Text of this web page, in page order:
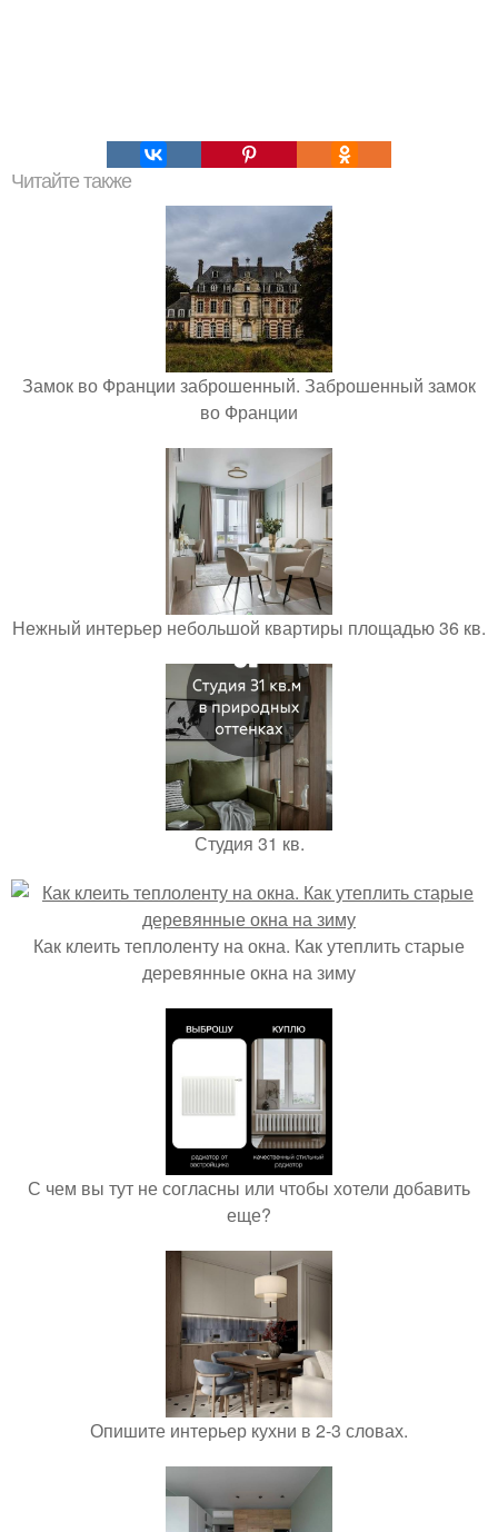
Читайте также
Замок во Франции заброшенный. Заброшенный замок
во Франции
Нежный интерьер небольшой квартиры площадью 36 кв.
Студия 31 кв.
Как клеить теплоленту на окна. Как утеплить старые
деревянные окна на зиму
С чем вы тут не согласны или чтобы хотели добавить
еще?
Опишите интерьер кухни в 2-3 словах.